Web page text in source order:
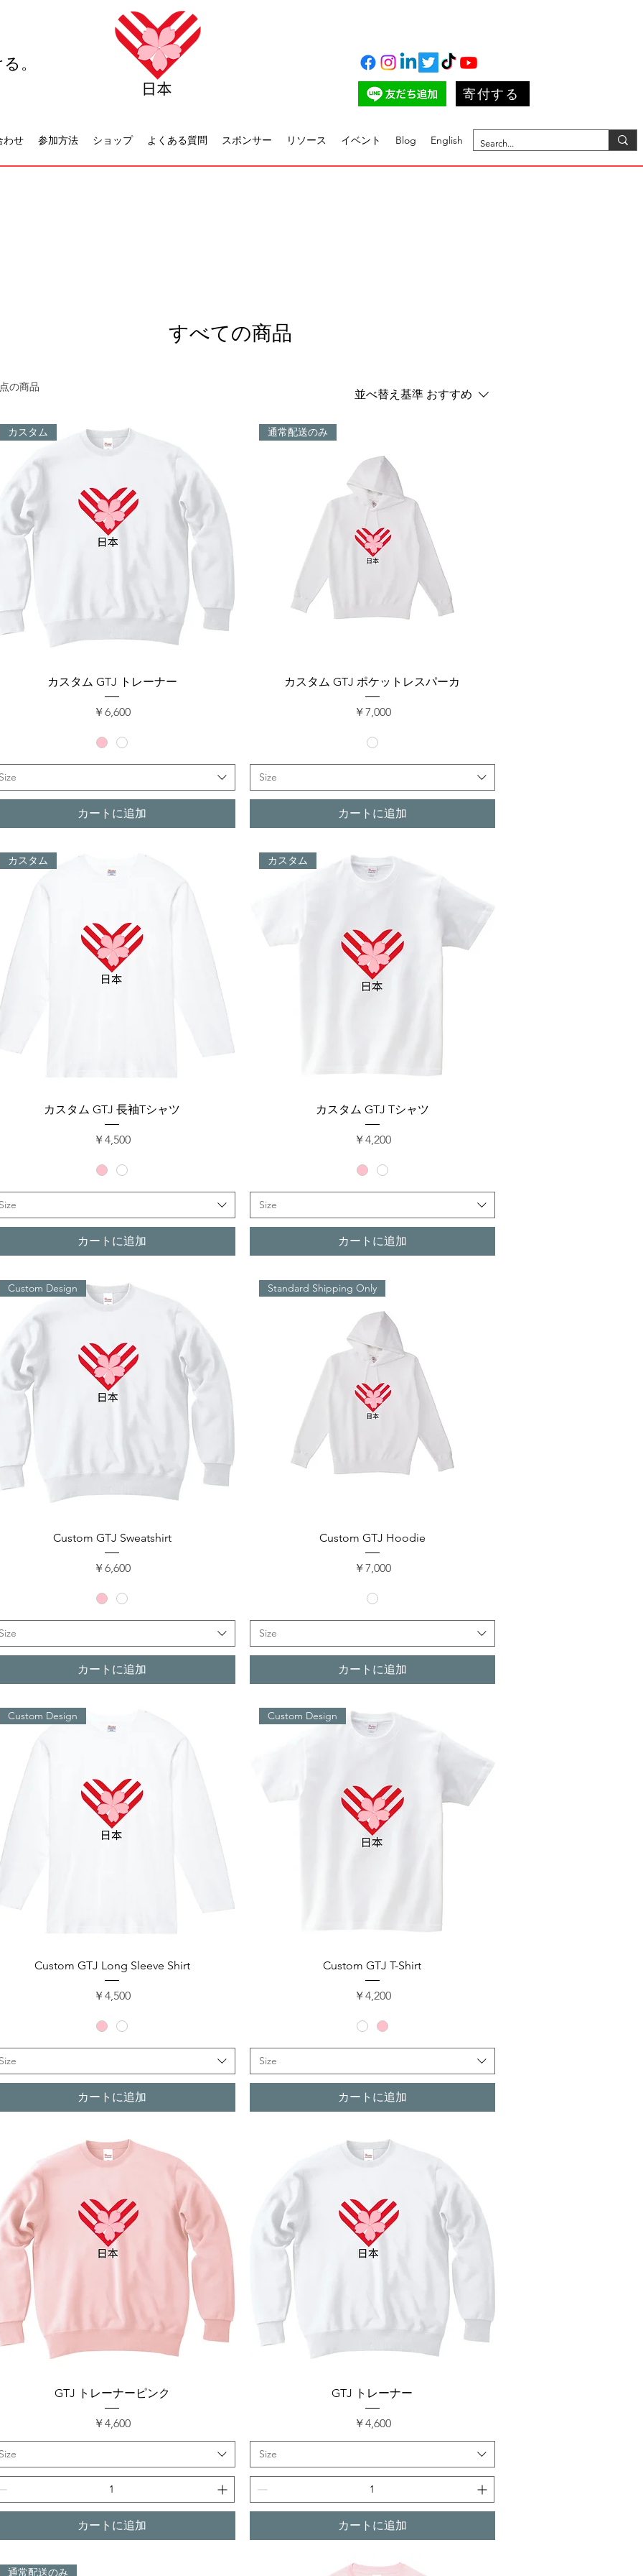
寄付する
。
わせ 参加方法 ショップ よくある質問 スポンサー リソース イベント Blog English
すべての商品
の商品
並べ替え基準 おすすめ
クイックビュー
カスタム
カスタム GTJ トレーナー
価格
￥6,600
Size
カートに追加
クイックビュー
通常配送のみ
カスタム GTJ ポケットレスパーカ
価格
￥7,000
Size
カートに追加
クイックビュー
カスタム
カスタム GTJ 長袖Tシャツ
価格
￥4,500
Size
カートに追加
クイックビュー
カスタム
カスタム GTJ Tシャツ
価格
￥4,200
Size
カートに追加
クイックビュー
Custom Design
Custom GTJ Sweatshirt
価格
￥6,600
Size
カートに追加
クイックビュー
Standard Shipping Only
Custom GTJ Hoodie
価格
￥7,000
Size
カートに追加
クイックビュー
Custom Design
Custom GTJ Long Sleeve Shirt
価格
￥4,500
Size
カートに追加
クイックビュー
Custom Design
Custom GTJ T-Shirt
価格
￥4,200
Size
カートに追加
クイックビュー
GTJ トレーナーピンク
価格
￥4,600
Size
カートに追加
クイックビュー
GTJ トレーナー
価格
￥4,600
Size
カートに追加
通常配送のみ